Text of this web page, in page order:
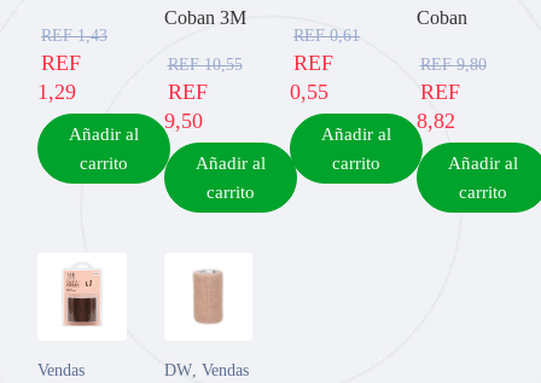
REF1,43
REF
1,29
Añadir al
carrito
Coban 3M
REF10,55
REF
9,50
Añadir al
carrito
REF0,61
REF
0,55
Añadir al
carrito
Coban
REF9,80
REF
8,82
Añadir al
carrito
Vendas DW, Vendas